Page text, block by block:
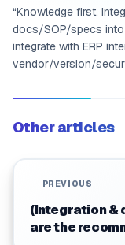
“Knowledge first,
docs/SOP/specs
integrate with ERP
vendor/version/
Other articles
PREVIOUS
(Integration &
are the